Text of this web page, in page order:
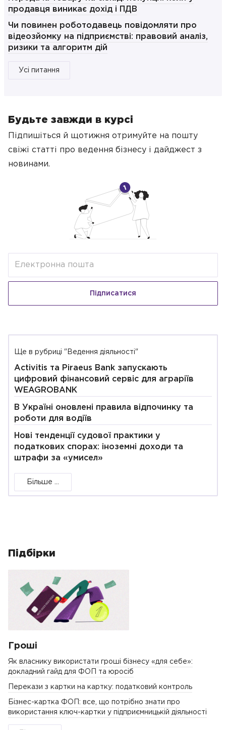
продавця виникає дохід і ПДВ
Чи повинен роботодавець повідомляти про
відеозйомку на підприємстві: правовий аналіз,
ризики та алгоритм дій
Усі питання
Будьте завжди в курсі
Підпишіться й щотижня отримуйте на пошту
свіжі статті про ведення бізнесу і дайджест з
новинами.
Підписатися
Ще в рубриці "Ведення діяльності"
Activitis та Piraeus Bank запускають
цифровий фінансовий сервіс для аграріїв
WEAGROBANK
В Україні оновлені правила відпочинку та
роботи для водіїв
Нові тенденції судової практики у
податкових спорах: іноземні доходи та
штрафи за «умисел»
Більше ...
Підбірки
Гроші
Як власнику використати гроші бізнесу «для себе»:
докладний гайд для ФОП та юросіб
Перекази з картки на картку: податковий контроль
Бізнес-картка ФОП: все, що потрібно знати про
використання ключ-картки у підприємницькій діяльності